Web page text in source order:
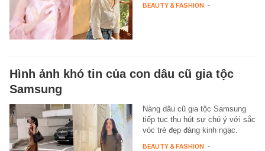
BEAUTY & FASHION -
Hình ảnh khó tin của con dâu cũ gia tộc
Samsung
Nàng dâu cũ gia tộc Samsung
tiếp tục thu hút sự chú ý với sắc
vóc trẻ đẹp đáng kinh ngạc.
BEAUTY & FASHION -